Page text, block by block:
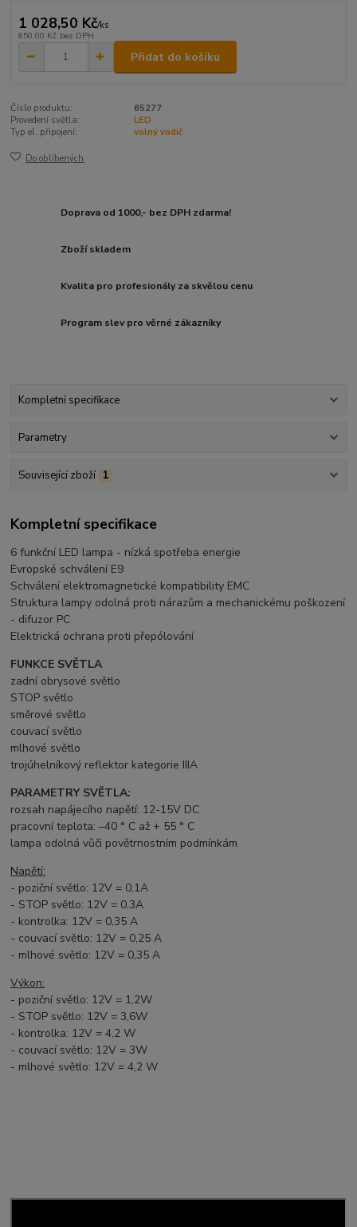
1 028,50 Kč/ks
850,00 Kč bez DPH
Přidat do košíku
Číslo produktu:
65277
Provedení světla:
LED
Typ el. připojení:
volný vodič
Do oblíbených
Doprava od 1000,- bez DPH zdarma!
Zboží skladem
Kvalita pro profesionály za skvělou cenu
Program slev pro věrné zákazníky
Kompletní specifikace
Parametry
Související zboží 1
Kompletní specifikace
6 funkční LED lampa - nízká spotřeba energie
Evropské schválení E9
Schválení elektromagnetické kompatibility EMC
Struktura lampy odolná proti nárazům a mechanickému poškození
- difuzor PC
Elektrická ochrana proti přepólování
FUNKCE SVĚTLA
zadní obrysové světlo
STOP světlo
směrové světlo
couvací světlo
mlhové světlo
trojúhelníkový reflektor kategorie IIIA
PARAMETRY SVĚTLA:
rozsah napájecího napětí: 12-15V DC
pracovní teplota: –40 ° C až + 55 ° C
lampa odolná vůči povětrnostním podmínkám
Napětí:
- poziční světlo: 12V = 0,1A
- STOP světlo: 12V = 0,3A
- kontrolka: 12V = 0,35 A
- couvací světlo: 12V = 0,25 A
- mlhové světlo: 12V = 0,35 A
Výkon:
- poziční světlo: 12V = 1,2W
- STOP světlo: 12V = 3,6W
- kontrolka: 12V = 4,2 W
- couvací světlo: 12V = 3W
- mlhové světlo: 12V = 4,2 W